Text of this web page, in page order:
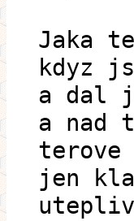
Jaka
kdyz
a dal
a nad
terove
jen